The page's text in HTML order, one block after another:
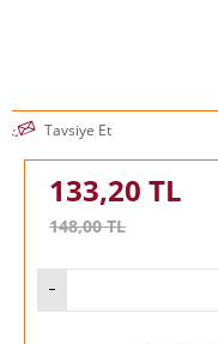
Tavsiye Et
133,20 TL
148,00TL